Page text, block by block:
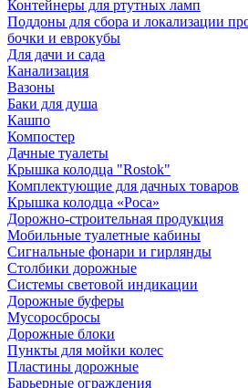
Контейнеры для ртутных ламп
Поддоны для сбора и локализации
бочки и еврокубы
Для дачи и сада
Канализация
Вазоны
Баки для душа
Кашпо
Компостер
Дачные туалеты
Крышка колодца "Rostok"
Комплектующие для дачных товаров
Крышка колодца «Роса»
Дорожно-строительная продукция
Мобильные туалетные кабины
Сигнальные фонари и гирлянды
Столбики дорожные
Системы световой индикации
Дорожные буферы
Мусоросбросы
Дорожные блоки
Пункты для мойки колес
Пластины дорожные
Барьерные ограждения